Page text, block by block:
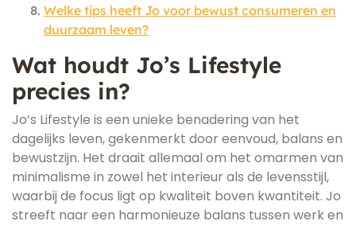
Welke tips heeft Jo voor bewust consumeren en
duurzaam leven?
Wat houdt Jo’s Lifestyle
precies in?
Jo’s Lifestyle is een unieke benadering van het
dagelijks leven, gekenmerkt door eenvoud, balans en
bewustzijn. Het draait allemaal om het omarmen van
minimalisme in zowel het interieur als de levensstijl,
waarbij de focus ligt op kwaliteit boven kwantiteit. Jo
streeft naar een harmonieuze balans tussen werk en